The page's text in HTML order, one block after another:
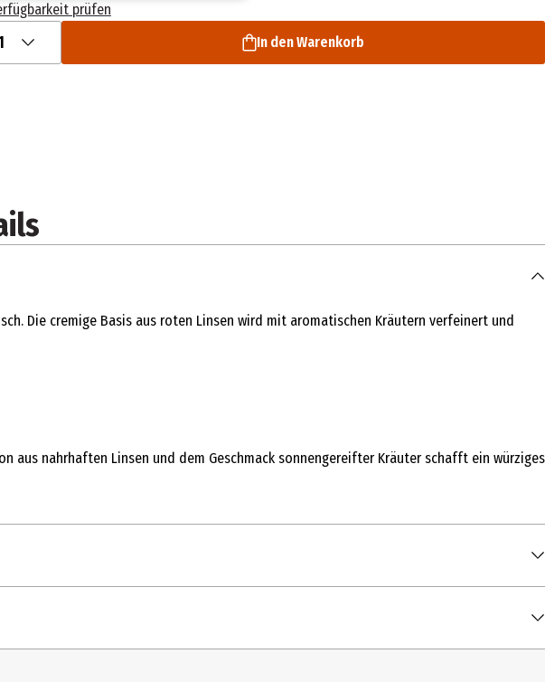
prüfen
In den Warenkorb
Die cremige Basis aus roten Linsen wird mit aromatischen Kräutern verfeinert und
aus nahrhaften Linsen und dem Geschmack sonnengereifter Kräuter schafft ein würziges